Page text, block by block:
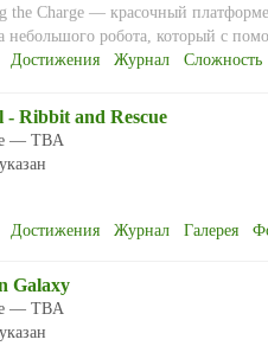
the Charge — красочный
небольшого робота, который с
Достижения Журнал Сложность
- Ribbit and Rescue
— TBA
Достижения Журнал Галерея
Galaxy
— TBA